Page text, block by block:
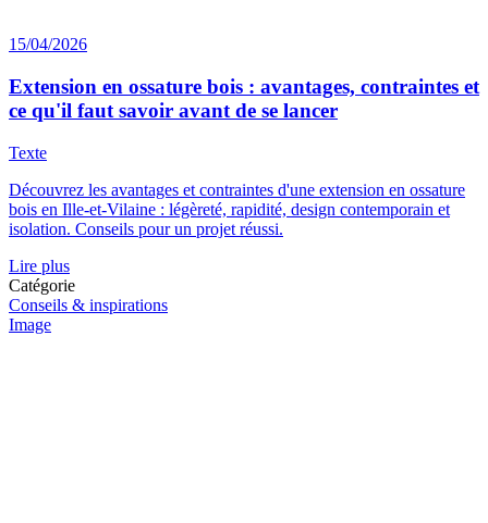
15/04/2026
Extension en ossature bois : avantages, contraintes et
ce qu'il faut savoir avant de se lancer
Texte
Découvrez les avantages et contraintes d'une extension en ossature
bois en Ille-et-Vilaine : légèreté, rapidité, design contemporain et
isolation. Conseils pour un projet réussi.
Lire plus
Catégorie
Conseils & inspirations
Image